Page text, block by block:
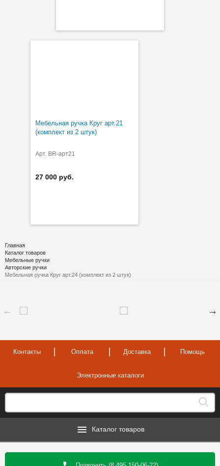
Мебельная ручка Круг арт.21
(комплект из 2 штук)
Арт. BR-арт21
27 000 руб.
Главная
Каталог товаров
Мебельные ручки
Авторские ручки
Мебельная ручка Круг арт.24 (комплект из 2 штук)
Контакты Оплата Доставка Помощь
Электронные каталоги
Каталог товаров